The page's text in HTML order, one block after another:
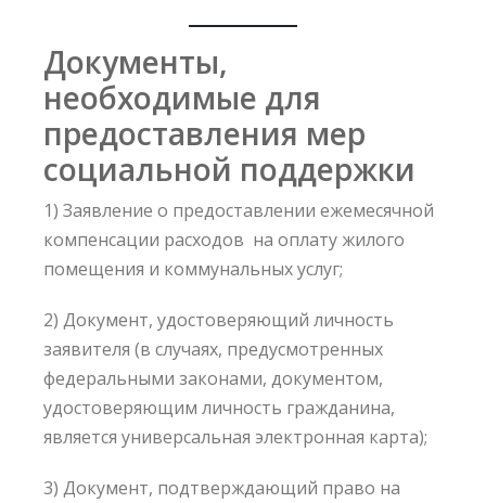
Документы,
необходимые для
предоставления мер
социальной поддержки
1) Заявление о предоставлении ежемесячной
компенсации расходов на оплату жилого
помещения и коммунальных услуг;
2) Документ, удостоверяющий личность
заявителя (в случаях, предусмотренных
федеральными законами, документом,
удостоверяющим личность гражданина,
является универсальная электронная карта);
3) Документ, подтверждающий право на